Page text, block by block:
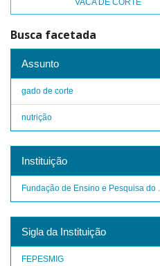
VACA DE CORTE
Busca facetada
Assunto
gado de corte
nutrição
Instituição
Fundação de Ensino e Pesquisa do ...
Sigla da Instituição
FEPESMIG